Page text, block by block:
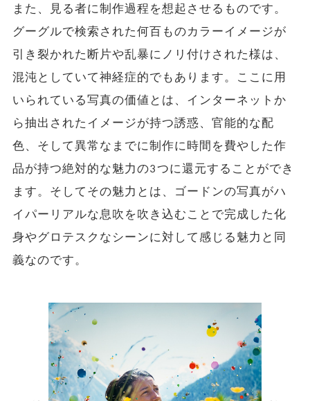
また、見る者に制作過程を想起させるものです。
グーグルで検索された何百ものカラーイメージが
引き裂かれた断片や乱暴にノリ付けされた様は、
混沌としていて神経症的でもあります。ここに用
いられている写真の価値とは、インターネットか
ら抽出されたイメージが持つ誘惑、官能的な配
色、そして異常なまでに制作に時間を費やした作
品が持つ絶対的な魅力の3つに還元することができ
ます。そしてその魅力とは、ゴードンの写真がハ
イパーリアルな息吹を吹き込むことで完成した化
身やグロテスクなシーンに対して感じる魅力と同
義なのです。